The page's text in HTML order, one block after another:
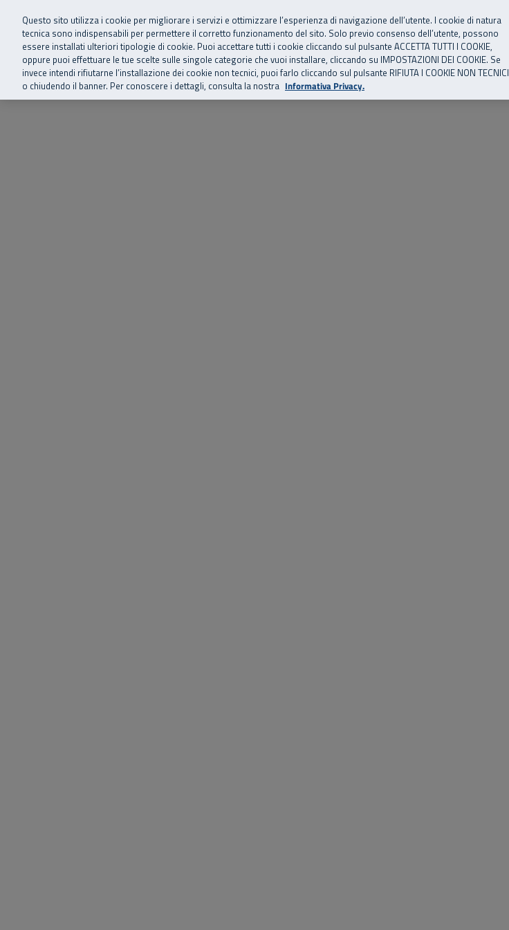
Vai al menu principale
Vai al contenuto principale
Vai al Footer
SuperAbile - il Contact Center Inail per il mondo della disabilità
Home Chi siamo Storie, news ed eventi Risorse utili Supporto
Questo sito utilizza i cookie per migliorare i servizi e ottimizzare l’esperienza di navigazione dell’utente. I cookie di natura
tecnica sono indispensabili per permettere il corretto funzionamento del sito. Solo previo consenso dell’utente, possono
essere installati ulteriori tipologie di cookie. Puoi accettare tutti i cookie cliccando sul pulsante ACCETTA TUTTI I COOKIE,
oppure puoi effettuare le tue scelte sulle singole categorie che vuoi installare, cliccando su IMPOSTAZIONI DEI COOKIE. Se
invece intendi rifiutarne l’installazione dei cookie non tecnici, puoi farlo cliccando sul pulsante RIFIUTA I COOKIE NON TECNICI
o chiudendo il banner. Per conoscere i dettagli, consulta la nostra Informativa Privacy.